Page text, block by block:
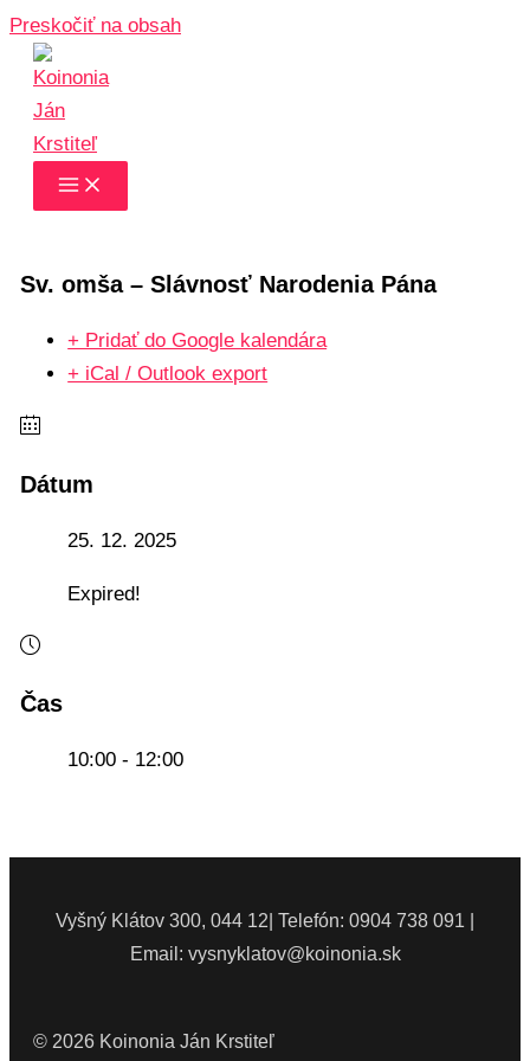
Preskočiť na obsah
Sv. omša – Slávnosť Narodenia Pána
+ Pridať do Google kalendára
+ iCal / Outlook export
Dátum
25. 12. 2025
Expired!
Čas
10:00 - 12:00
Vyšný Klátov 300, 044 12| Telefón: 0904 738 091 |
Email: vysnyklatov@koinonia.sk
© 2026 Koinonia Ján Krstiteľ